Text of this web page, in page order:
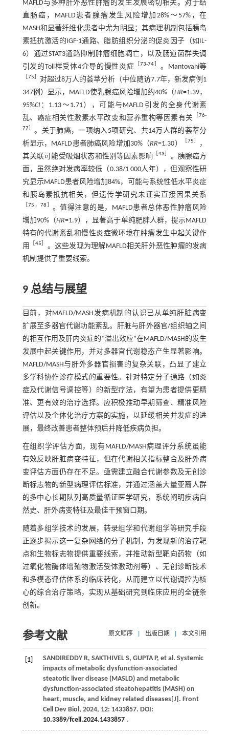
MAFLD与多种肝外恶性肿瘤的发生发展密切相关。对于结
直肠癌，MAFLD患者腺瘤发生风险增加28%～57%，在
MASH和显著纤维化患者中尤为明显；其病理机制包括胰岛
素抵抗激活的IGF-1通路、脂肪组织分泌的促炎因子（如IL-
6）通过STAT3通路抑制肿瘤细胞凋亡，以及肠道菌群失调
引发的Toll样受体4介导的慢性炎症 ［73-74］ 。Mantovani等
［75］
对超过8万人的荟萃分析（中位随访7.7年，新发病例1
347例）显示，MAFLD使乳腺癌风险增加约40%（HR=1.39，
95%CI ：1.13～1.71），可能与MAFLD引发的全身代谢紊
乱、癌症相关性激素水平改变和营养重构等因素有关
［76-
77］ 。关于肺癌，一项纳入5项研究、共14万人群的荟萃分
析显示，MAFLD患者肺癌风险增加30%（RR=1.30） ［75］
，
其关联可能受吸烟状态和性别等因素影响 ［43］ 。胰腺癌方
面，虽然绝对发病率较低（0.38/1 000人年），但观察性研
究显示MAFLD患者风险增加84%，可能与系统性低水平炎症
和胰岛素抵抗相关，但遗传学研究未证实直接因果关系
［75 ，78］ 。值得注意的是，MAFLD患者总体恶性肿瘤风险
增加90%（HR=1.9），显著高于单纯肥胖人群，提示MAFLD
特有的代谢紊乱和慢性炎症微环境在肿瘤发生中起关键作
用
［45］ 。这些发现为理解MAFLD相关肝外恶性肿瘤的发病
机制提供了重要线索。
9 总结与展望
目前，对MAFLD/MASH发病机制的认识已从单纯肝脏病变
扩展至多器官代谢功能紊乱。肝脏与肝外器官/组织轴之间
的相互作用及肝内炎症的“溢出效应”在MAFLD/MASH的发生
发展中起关键作用，并对多器官代谢稳态产生显著影响。
MAFLD/MASH与肝外多器官损害的复杂关联，凸显了建立
多学科协作诊疗模式的重要性。针对特定分子通路（如炎
症及代谢信号调控等）的新型疗法，有望为患者提供更精
准、更有效的治疗选择。应积极推动早期筛查、精准风险
评估以及个体化治疗方案的实施，以延缓相关并发症的进
展，最终改善患者整体预后并降低疾病负担。
在组织学评估方面，现有MAFLD/MASH病理评分系统虽能
有效反映肝脏病变特征，但在代谢相关指标整合及肝外病
变评估方面仍存在不足。亟需建立融合代谢参数及无创诊
断标志物的新型病理评估标准，并通过涵盖大量亚裔人群
的多中心长期队列高质量循证医学研究，系统阐明疾病自
然史、肝外病变特征及最佳干预窗口期。
随着多组学技术的发展，转录组学和代谢组学等研究手段
正逐步揭示这一复杂网络的分子机制，为发现新的治疗靶
点和生物标志物提供重要线索，并推动新型靶向药物（如
过氧化物酶体增殖物激活受体激动剂等）、无创诊断技术
和多模态评估体系的临床转化，从而建立以代谢调控为核
心的综合治疗策略，实现从基础研究到临床应用的全链条
创新。
参考文献 原文顺序 出版日期 本文引用
[1] SANDIREDDY R, SAKTHIVEL S, GUPTA P, et al . Systemic
impacts of metabolic dysfunction-associated
steatotic liver disease (MASLD) and metabolic
dysfunction-associated steatohepatitis (MASH) on
heart, muscle, and kidney related diseases[J]. Front
Cell Dev Biol , 2024, 12: 1433857. DOI:
10.3389/fcell.2024.1433857.